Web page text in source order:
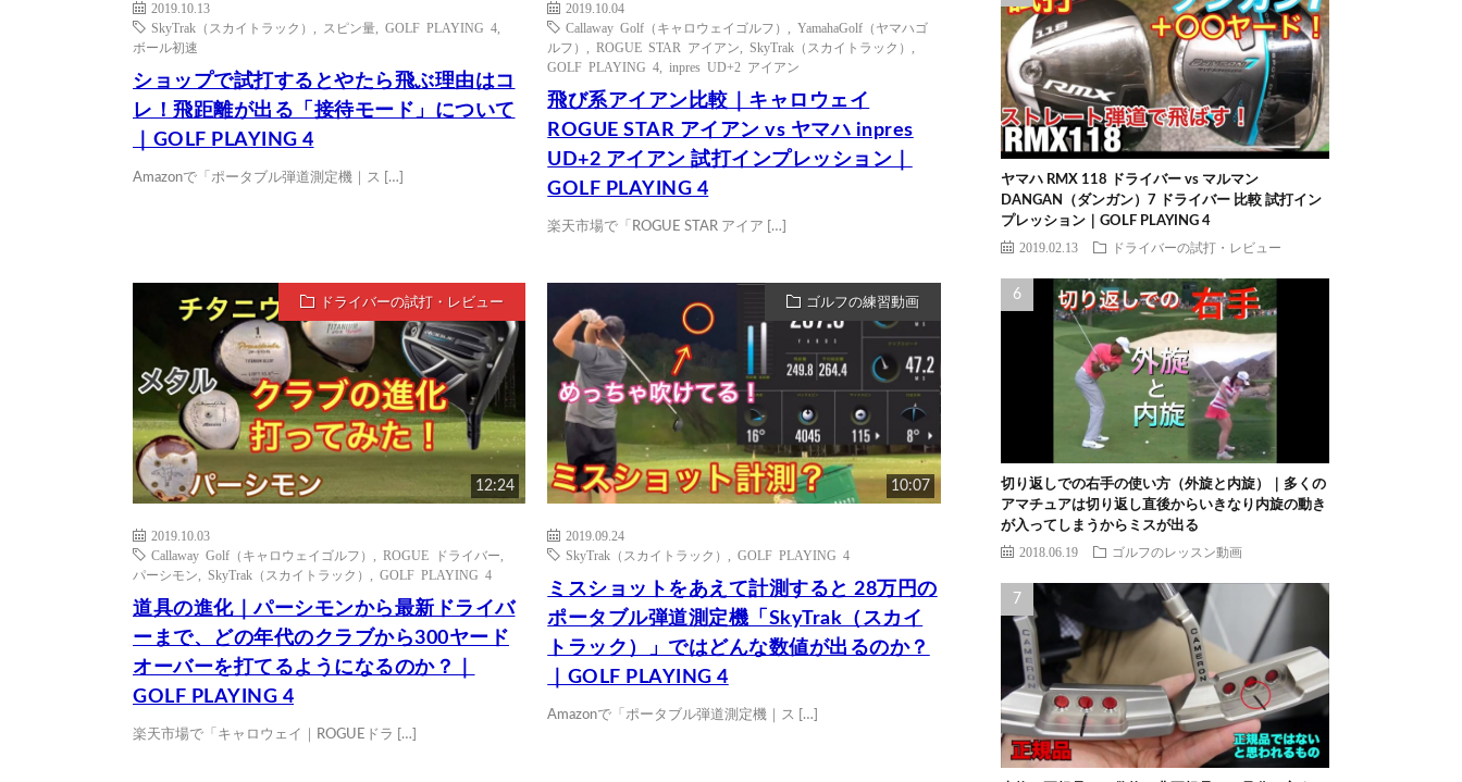
2019.10.13
SkyTrak（スカイトラック）
スピン量 GOLF PLAYING 4
ボール初速
ショップで試打するとやたら飛ぶ理由はコ
レ！飛距離が出る「接待モード」について
｜GOLF PLAYING 4
Amazonで「ポータブル弾道測定機｜ス […]
2019.10.04
Callaway Golf（キャロウェイゴルフ）
,YamahaGolf（ヤマハゴ
ルフ）
,ROGUE STAR アイアン SkyTrak（スカイトラック）
GOLF PLAYING 4 ,inpres UD+2 アイアン
飛び系アイアン比較｜キャロウェイ
ROGUE STAR アイアン vs ヤマハ inpres
UD+2 アイアン 試打インプレッション｜
GOLF PLAYING 4
楽天市場で「ROGUE STAR アイア […]
ドライバーの試打・レビュー
12:24
2019.10.03
Callaway Golf（キャロウェイゴルフ）
ROGUE ドライバー
パーシモン
SkyTrak（スカイトラック） GOLF PLAYING 4
道具の進化｜パーシモンから最新ドライバ
ーまで、どの年代のクラブから300ヤード
オーバーを打てるようになるのか？｜
GOLF PLAYING 4
楽天市場で「キャロウェイ｜ROGUEドラ […]
ゴルフの練習動画
10:07
2019.09.24
SkyTrak（スカイトラック）
,GOLF PLAYING 4
ミスショットをあえて計測すると 28万円の
ポータブル弾道測定機「SkyTrak（スカイ
トラック）」ではどんな数値が出るのか？
｜GOLF PLAYING 4
Amazonで「ポータブル弾道測定機｜ス […]
ヤマハ RMX 118 ドライバー vs マルマン
DANGAN（ダンガン）7 ドライバー 比較 試打イン
プレッション｜GOLF PLAYING 4
2019.02.13 ドライバーの試打・レビュー
切り返しでの右手の使い方（外旋と内旋）｜多くの
アマチュアは切り返し直後からいきなり内旋の動き
が入ってしまうからミスが出る
2018.06.19 ゴルフのレッスン動画